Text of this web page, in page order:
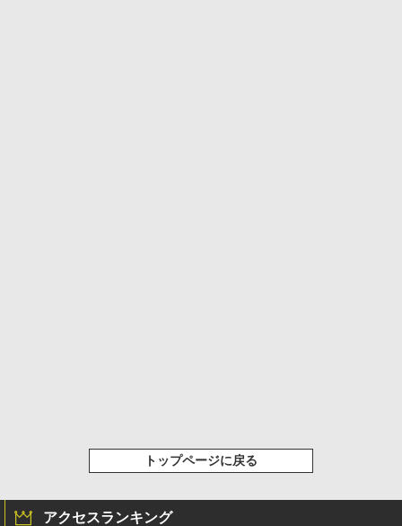
トップページに戻る
アクセスランキング